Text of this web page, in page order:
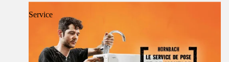
Service